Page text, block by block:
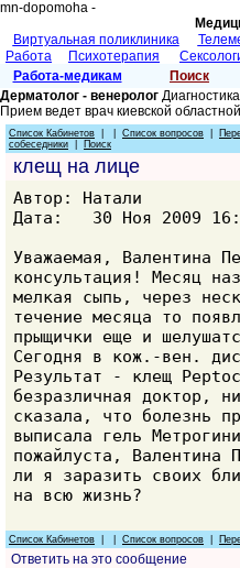
mn-dopomoha -
Виртуальная поликлиника
Работа
Психотерапия
Работа-медикам
Поиск
Дерматолог - венеролог
Прием ведет врач киевской
Список Кабинетов Список вопросов
собеседники
Поиск
клещ на лице
Автор: Натали
Дата: 30 Ноя 2009
Уважаемая, Валентина
консультация! Месяц
мелкая сыпь, через
течение месяца то
прыщички еще и
Сегодня в кож.-вен.
Результат - клещ
безразличная доктор,
сказала, что болезнь
выписала гель
пожайлуста, Валентина
ли я заразить своих
на всю жизнь?
Список Кабинетов
Список вопросов
Ответить на это сообщение